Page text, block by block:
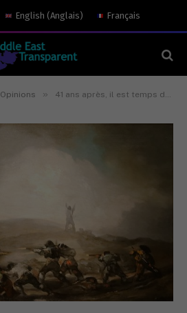
English (Anglais) Français
Opinions » 41 ans après, il est temps de changer